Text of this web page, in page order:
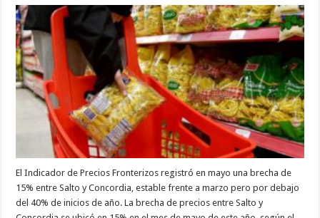
El Indicador de Precios Fronterizos registró en mayo una brecha de
15% entre Salto y Concordia, estable frente a marzo pero por debajo
del 40% de inicios de año. La brecha de precios entre Salto y